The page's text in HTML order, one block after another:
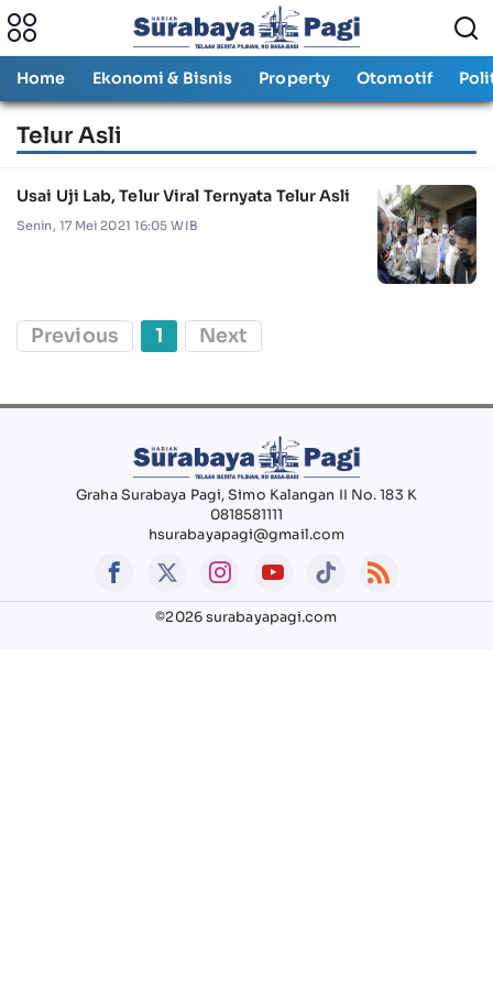
Home Ekonomi & Bisnis Property Otomotif
Telur Asli
Usai Uji Lab, Telur Viral Ternyata Telur Asli
Senin, 17 Mei 2021 16:05 WIB
Previous 1 Next
Graha Surabaya Pagi, Simo Kalangan II No. 183 K
0818581111
hsurabayapagi@gmail.com
©2026 surabayapagi.com